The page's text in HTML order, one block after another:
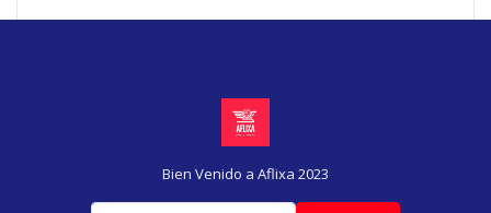
Bien Venido a Aflixa 2023